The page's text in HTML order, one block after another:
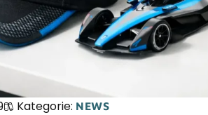
Kategorie: NEWS